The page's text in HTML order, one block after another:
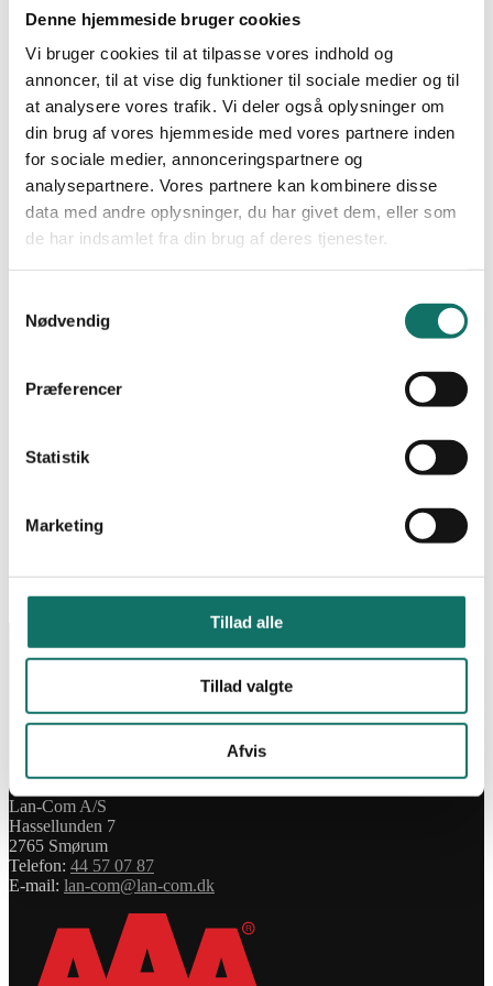
Denne hjemmeside bruger cookies
Vi bruger cookies til at tilpasse vores indhold og
annoncer, til at vise dig funktioner til sociale medier og til
at analysere vores trafik. Vi deler også oplysninger om
din brug af vores hjemmeside med vores partnere inden
for sociale medier, annonceringspartnere og
analysepartnere. Vores partnere kan kombinere disse
data med andre oplysninger, du har givet dem, eller som
de har indsamlet fra din brug af deres tjenester.
Nødvendig
Præferencer
Statistik
Marketing
Tillad alle
Tillad valgte
Afvis
Favoritter
Bliv kunde
WIFI
SALES
Produkter
GIGA-LAN
LAN-OPTIC
LAN-RACK
POWER-LAN
Dokumentation
Cases
Viden og nyheder
Academy
Certificering og garanti
Praktik og krav
Produkt Pris Lagerstatus
Om Lan-Com
Privatlivspolitik
Lan-Com A/S
Hassellunden 7
2765 Smørum
Telefon: 44 57 07 87
E-mail: lan-com@lan-com.dk